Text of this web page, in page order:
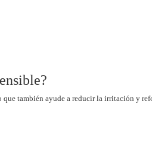
también ayude a reducir la irritación y